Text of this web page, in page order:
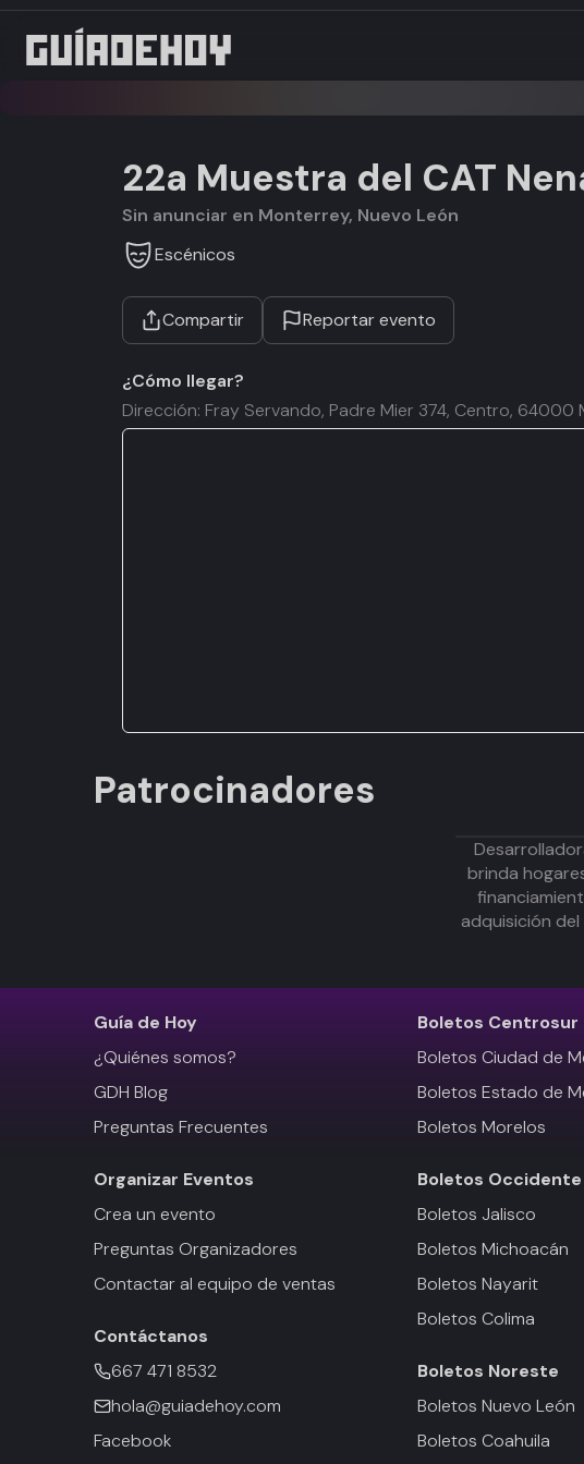
22a Muestra del CAT
Sin anunciar en Monterrey, Nuevo León
Escénicos
Compartir Reportar evento
¿Cómo llegar?
Dirección: Fray Servando, Padre Mier 374, Centro, 64000
Patrocinadores
brinda
adquisición
Guía de Hoy
¿Quiénes somos?
GDH Blog
Preguntas Frecuentes
Organizar Eventos
Crea un evento
Preguntas Organizadores
Contactar al equipo de ventas
Contáctanos
667 471 8532
hola@guiadehoy.com
Facebook
Boletos Centrosur
Boletos Ciudad de
Boletos Estado de
Boletos Morelos
Boletos Occidente
Boletos Jalisco
Boletos Michoacán
Boletos Nayarit
Boletos Colima
Boletos Noreste
Boletos Nuevo León
Boletos Coahuila